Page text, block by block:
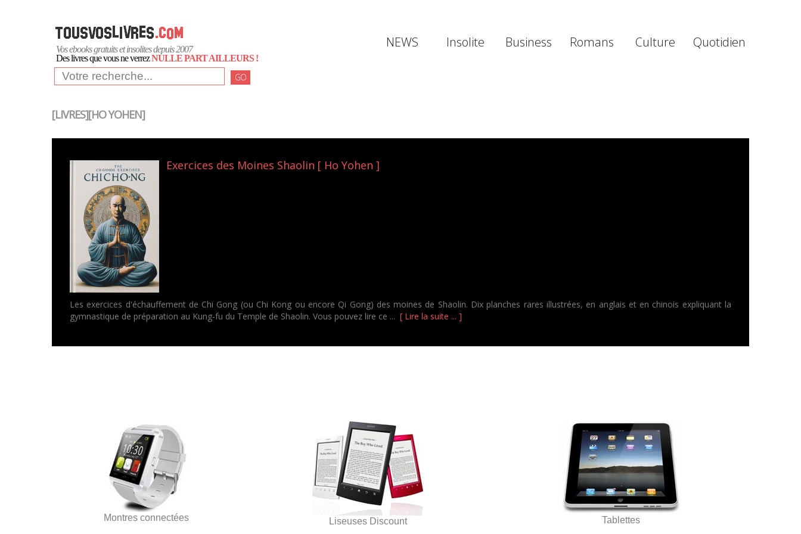
Vos ebooks gratuits et insolites depuis 2007
Des livres que vous ne verrezNULLE PART AILLEURS !
GO
NEWS Insolite Business Romans Culture Quotidien
[LIVRES][HO YOHEN]
Exercices des Moines Shaolin [ Ho Yohen ]
Les exercices d'échauffement de Chi Gong (ou Chi Kong ou encore Qi Gong) des moines de Shaolin. Dix planches rares illustrées, en anglais et en chinois expliquant la
gymnastique de préparation au Kung-fu du Temple de Shaolin. Vous pouvez lire ce ... [ Lire la suite ... ]
Montres connectées Liseuses Discount Tablettes